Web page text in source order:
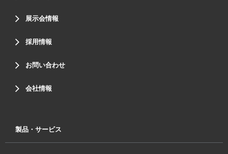
展示会情報
採用情報
お問い合わせ
会社情報
製品・サービス